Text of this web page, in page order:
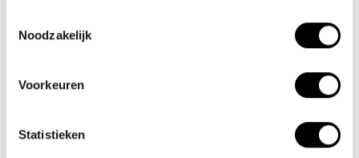
Noodzakelijk
Voorkeuren
Statistieken